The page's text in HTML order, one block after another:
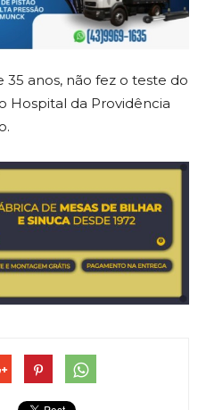
anos, não fez o teste do
Hospital da Providência